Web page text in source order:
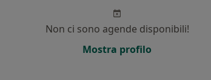
Non ci sono agende disponibili!
Mostra profilo